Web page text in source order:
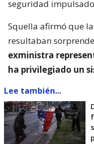
seguridad
Squella afirmó que
resultaban
exministra
ha privilegiado un
Lee también...